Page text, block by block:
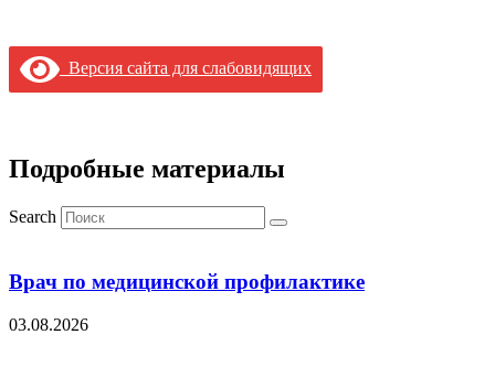
Версия сайта для слабовидящих
Подробные материалы
Search
Врач по медицинской профилактике
03.08.2026